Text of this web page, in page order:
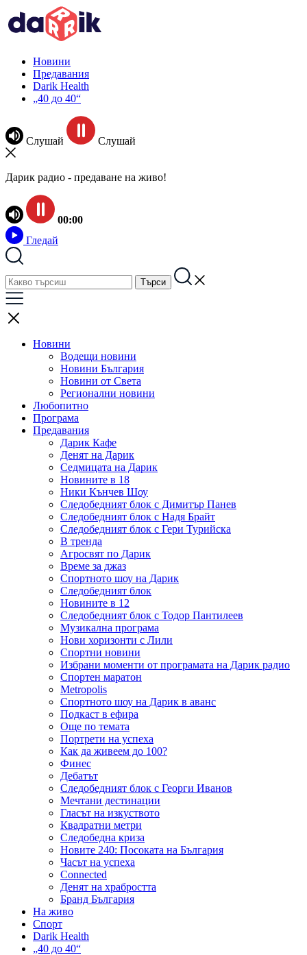
Новини
Предавания
Darik Health
„40 до 40“
Слушай Слушай
Дарик радио - предаване на живо!
00:00
Гледай
Новини
Водещи новини
Новини България
Новини от Света
Регионални новини
Любопитно
Програма
Предавания
Дарик Кафе
Денят на Дарик
Седмицата на Дарик
Новините в 18
Ники Кънчев Шоу
Следобедният блок с Димитър Панев
Следобедният блок с Надя Брайт
Следобедният блок с Гери Турийска
В тренда
Агросвят по Дарик
Време за джаз
Спортното шоу на Дарик
Следобедният блок
Новините в 12
Следобедният блок с Тодор Пантилеев
Музикална програма
Нови хоризонти с Лили
Спортни новини
Избрани моменти от програмата на Дарик радио
Спортен маратон
Metropolis
Спортното шоу на Дарик в аванс
Подкаст в ефира
Още по темата
Портрети на успеха
Как да живеем до 100?
Финес
Дебатът
Следобедният блок с Георги Иванов
Мечтани дестинации
Гласът на изкуството
Квадратни метри
Следобедна криза
Новите 240: Посоката на България
Часът на успеха
Connected
Денят на храбростта
Бранд България
На живо
Спорт
Darik Health
„40 до 40“